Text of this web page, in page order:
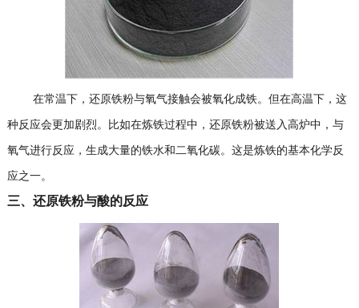
在常温下，还原铁粉与氧气接触会被氧化成铁。但在高温下，这
种反应会更加剧烈。比如在炼铁过程中，还原铁粉被送入高炉中，与
氧气进行反应，生成大量的铁水和二氧化碳。这是炼铁的基本化学反
应之一。
三、还原铁粉与酸的反应